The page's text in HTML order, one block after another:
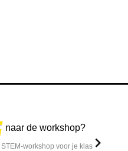
naar de workshop?
workshop voor je klas